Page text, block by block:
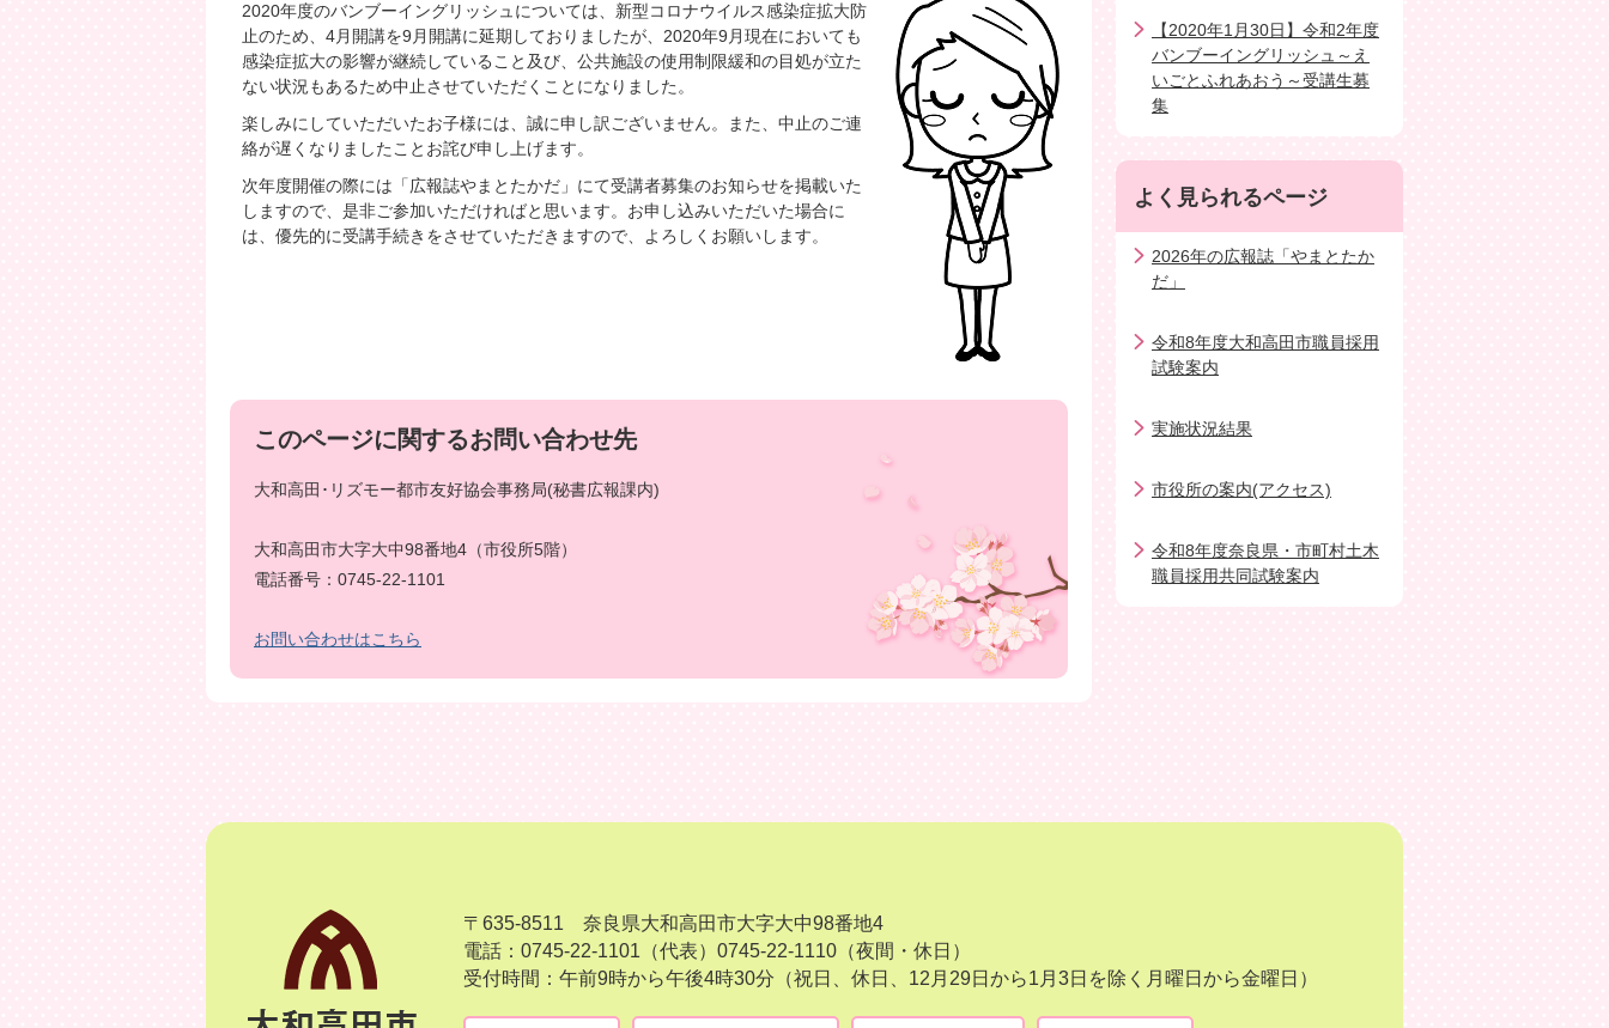
2020年度のバンブーイングリッシュについては、新型コロナウイルス感染症拡大防
止のため、4月開講を9月開講に延期しておりましたが、2020年9月現在においても
感染症拡大の影響が継続していること及び、公共施設の使用制限緩和の目処が立た
ない状況もあるため中止させていただくことになりました。
楽しみにしていただいたお子様には、誠に申し訳ございません。また、中止のご連
絡が遅くなりましたことお詫び申し上げます。
次年度開催の際には「広報誌やまとたかだ」にて受講者募集のお知らせを掲載いた
しますので、是非ご参加いただければと思います。お申し込みいただいた場合に
は、優先的に受講手続きをさせていただきますので、よろしくお願いします。
このページに関するお問い合わせ先
大和高田･リズモー都市友好協会事務局(秘書広報課内)
大和高田市大字大中98番地4（市役所5階）
電話番号：0745-22-1101
お問い合わせはこちら
【2020年1月30日】令和2年度
バンブーイングリッシュ～え
いごとふれあおう～受講生募
集
よく見られるページ
2026年の広報誌「やまとたか
だ」
令和8年度大和高田市職員採用
試験案内
実施状況結果
市役所の案内(アクセス)
令和8年度奈良県・市町村土木
職員採用共同試験案内
〒635-8511 奈良県大和高田市大字大中98番地4
電話：0745-22-1101（代表） 0745-22-1110（夜間・休日）
受付時間：午前9時から午後4時30分（祝日、休日、12月29日から1月3日を除く月曜日から金曜日）